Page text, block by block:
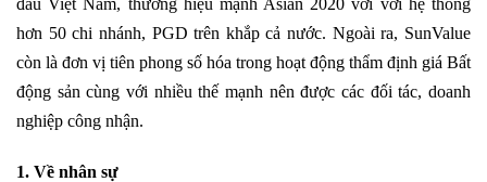
đầu Việt Nam, thương hiệu mạnh Asian 2020 với với hệ thống
hơn 50 chi nhánh, PGD trên khắp cả nước. Ngoài ra, SunValue
còn là đơn vị tiên phong số hóa trong hoạt động thẩm định giá Bất
động sản cùng với nhiều thế mạnh nên được các đối tác, doanh
nghiệp công nhận.
1. Về nhân sự